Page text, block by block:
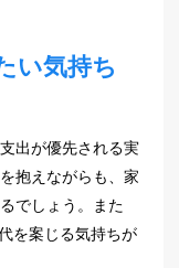
い気持ち
出が優先される実
抱えながらも、家
でしょう。また
を案じる気持ちが